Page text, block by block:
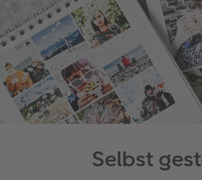
Selbst